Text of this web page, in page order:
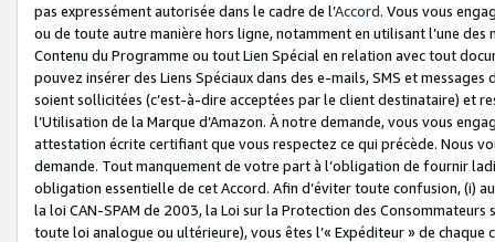
pas expressément autorisée dans le cadre de l’Accord. Vous vous
ou de toute autre manière hors ligne, notamment en utilisant l’une
Contenu du Programme ou tout Lien Spécial en relation avec tout
pouvez insérer des Liens Spéciaux dans des e-mails, SMS et
soient sollicitées (c’est-à-dire acceptées par le client destinataire) et
l’Utilisation de la Marque d’Amazon. À notre demande, vous vous
attestation écrite certifiant que vous respectez ce qui précède. Nous
demande. Tout manquement de votre part à l’obligation de fournir
obligation essentielle de cet Accord. Afin d’éviter toute confusion, (i)
la loi CAN-SPAM de 2003, la Loi sur la Protection des
toute loi analogue ou ultérieure), vous êtes l’« Expéditeur » de